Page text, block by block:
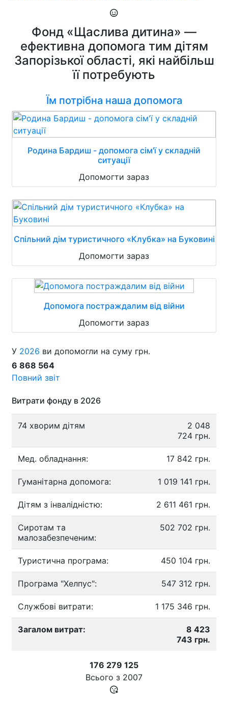
Фонд «Щаслива дитина» —
ефективна допомога тим дітям
Запорізької області, які найбільш
її потребують
Їм потрібна наша допомога
Родина Бардиш - допомога сім'ї у складній
ситуації
Допомогти зараз
Спільний дім туристичного «Клубка» на Буковині
Допомогти зараз
Допомога постраждалим від війни
Допомогти зараз
У 2026 ви допомогли на суму грн.
6 868 564
Повний звіт
Витрати фонду в 2026
74 хворим дітям
2 048
724 грн.
Мед. обладнання: 17 842 грн.
Гуманітарна допомога: 1 019 141 грн.
Дітям з інвалідністю: 2 611 461 грн.
Сиротам та
малозабезпеченим:
502 702 грн.
Туристична програма: 450 104 грн.
Програма "Хелпус": 547 312 грн.
Службові витрати: 1 175 346 грн.
Загалом витрат:
8 423
743 грн.
176 279 125
Всього з 2007